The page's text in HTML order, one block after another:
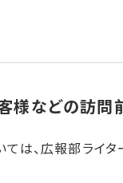
様などの​訪問
ては、広報部ライタ